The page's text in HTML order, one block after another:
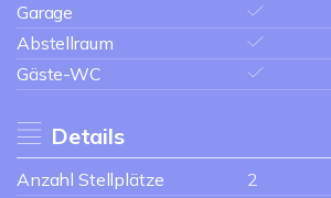
Garage
Abstellraum
Gäste-WC
Details
Anzahl Stellplätze
2